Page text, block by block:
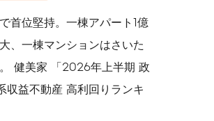
首位堅持。一棟アパート1億
、一棟マンションはさいた
健美家 「2026年上半期 政
収益不動産 高利回りランキ